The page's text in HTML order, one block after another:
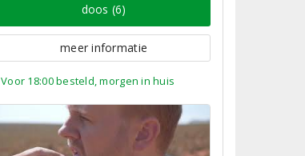
doos (6)
meer informatie
Voor 18:00 besteld, morgen in huis